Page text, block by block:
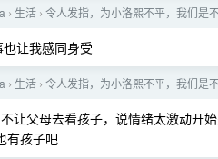
› 生活 › 令人发指，为小洛熙不平，我们是
让我感同身受
› 生活 › 令人发指，为小洛熙不平，我们是
让父母去看孩子，说情绪太激动开
有孩子吧